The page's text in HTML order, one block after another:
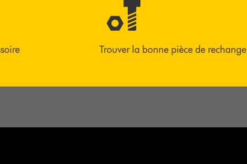
Trouver la bonne pièce de rechange